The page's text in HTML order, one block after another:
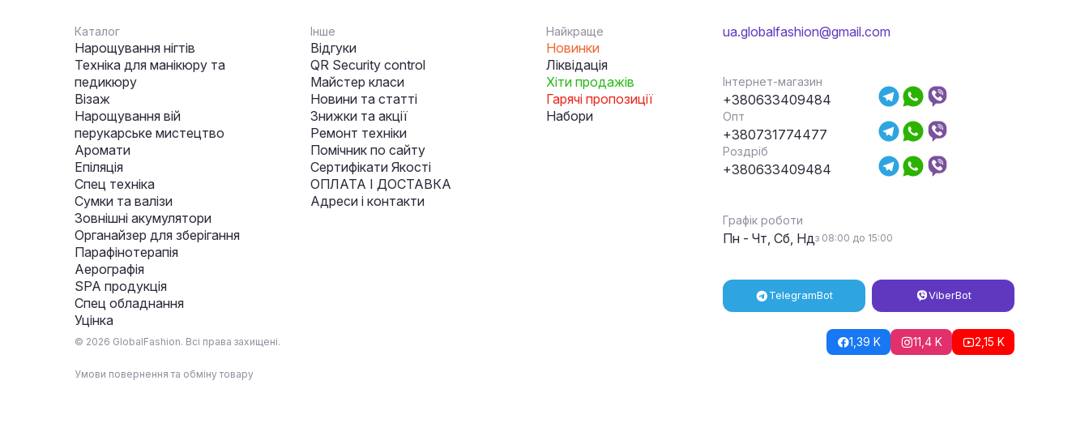
Каталог
Нарощування нігтів
Техніка для манікюру та
педикюру
Візаж
Нарощування вій
перукарське мистецтво
Аромати
Епіляція
Спец техніка
Сумки та валізи
Зовнішні акумулятори
Органайзер для зберігання
Парафінотерапія
Аерографія
SPA продукція
Спец обладнання
Уцінка
Інше
Відгуки
QR Security control
Майстер класи
Новини та статті
Знижки та акції
Ремонт техніки
Помічник по сайту
Сертифікати Якості
ОПЛАТА І ДОСТАВКА
Адреси і контакти
Найкраще
Новинки
Ліквідація
Хіти продажів
Гарячі пропозиції
Набори
ua.globalfashion@gmail.com
Інтернет-магазин
+380633409484
Опт
+380731774477
Роздріб
+380633409484
Графік роботи
Пн - Чт, Сб, Ндз 08:00 до 15:00
TelegramBot ViberBot
© 2026 GlobalFashion. Всі права захищені. 1,39 K 11,4 K 2,15 K
Умови повернення та обміну товару